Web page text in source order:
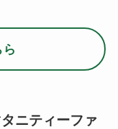
ニティーファ